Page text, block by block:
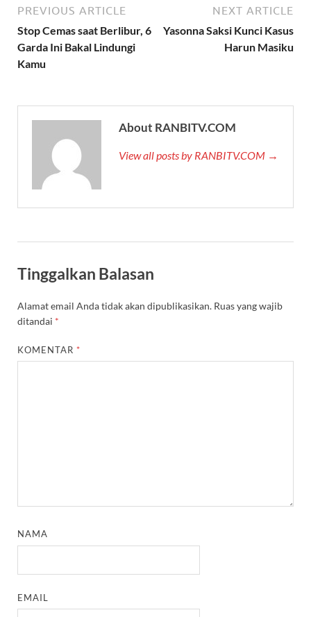
PREVIOUS ARTICLE
Stop Cemas saat Berlibur, 6
Garda Ini Bakal Lindungi
Kamu
NEXT ARTICLE
Yasonna Saksi Kunci Kasus
Harun Masiku
About RANBITV.COM
View all posts by RANBITV.COM →
Tinggalkan Balasan
Alamat email Anda tidak akan dipublikasikan. Ruas yang wajib
ditandai *
KOMENTAR *
NAMA
EMAIL